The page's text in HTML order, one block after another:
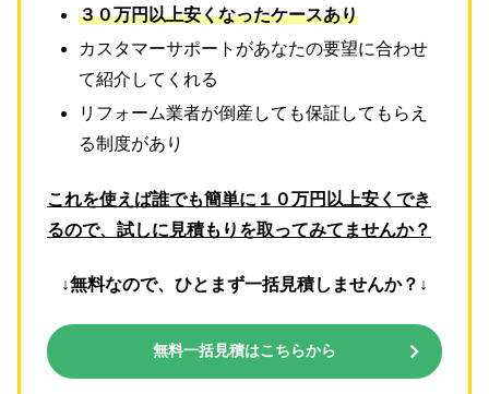
３０万円以上安くなったケースあり
カスタマーサポートがあなたの要望に合わせ
て紹介してくれる
リフォーム業者が倒産しても保証してもらえ
る制度があり
これを使えば誰でも簡単に１０万円以上安くでき
るので、試しに見積もりを取ってみてませんか？
↓無料なので、ひとまず一括見積しませんか？↓
無料一括見積はこちらから